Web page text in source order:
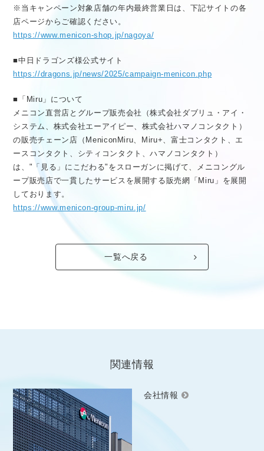
※当キャンペーン対象店舗の年内最終営業日は、下記サイトの各
店ページからご確認ください。
https://www.menicon-shop.jp/nagoya/
■中日ドラゴンズ様公式サイト
https://dragons.jp/news/2025/campaign-menicon.php
■「Miru」について
メニコン直営店とグループ販売会社（株式会社ダブリュ・アイ・
システム、株式会社エーアイピー、株式会社ハマノコンタクト）
の販売チェーン店（MeniconMiru、Miru+、富士コンタクト、エ
ースコンタクト、シティコンタクト、ハマノコンタクト）
は、"「見る」にこだわる"をスローガンに掲げて、メニコングル
ープ販売店で一貫したサービスを展開する販売網「Miru」を展開
しております。
https://www.menicon-group-miru.jp/
一覧へ戻る
関連情報
会社情報